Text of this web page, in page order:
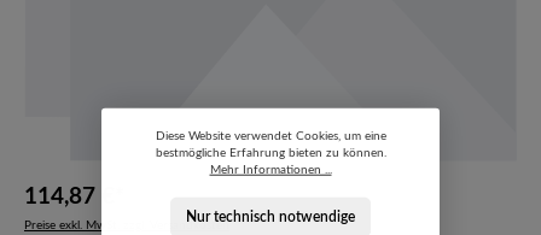
114,87 €*
Preise exkl. MwSt. zzgl. Versandkosten
Diese Website verwendet Cookies, um eine
bestmögliche Erfahrung bieten zu können.
Mehr Informationen ...
Nur technisch notwendige